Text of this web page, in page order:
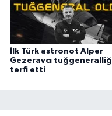
İlk Türk astronot Alper
Gezeravcı
terfi etti